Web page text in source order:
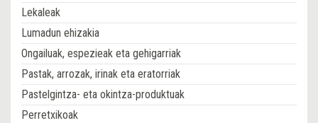
Lekaleak
Lumadun ehizakia
Ongailuak, espezieak eta gehigarriak
Pastak, arrozak, irinak eta eratorriak
Pastelgintza- eta okintza-produktuak
Perretxikoak